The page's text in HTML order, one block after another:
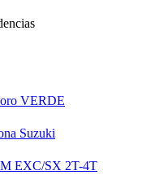
VERDE
Suzuki
EXC/SX 2T-4T